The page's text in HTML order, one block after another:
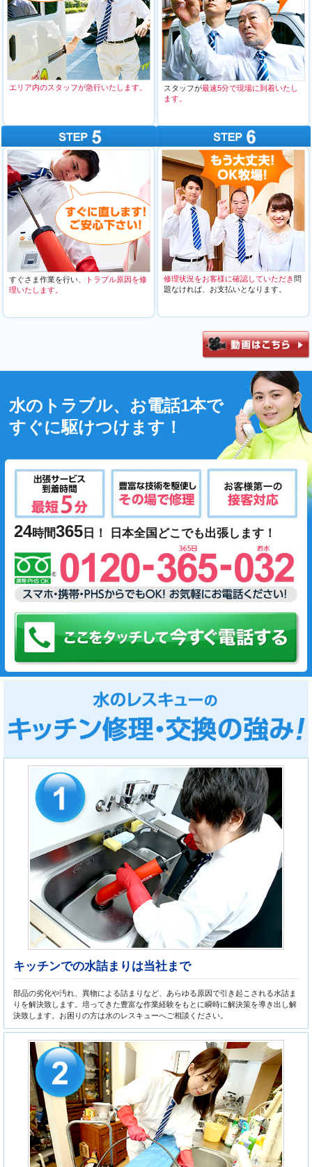
エリア内のスタッフが急行いたします。 スタッフが最速5分で現場に到着いたし
ます。
すぐさま作業を行い、
トラブル原因を修
理いたします。
修理状況をお客様に確認していただき 問
題なければ、お支払いとなります。
水のトラブル、お電話1本で
すぐに駆けつけます！
24時間365日！ 日本全国どこでも出張します！
キッチンでの水詰まりは当社まで
部品の劣化や汚れ、異物による詰まりなど、あらゆる原因で引き起こされる水詰ま
りを解決致します。培ってきた豊富な作業経験をもとに瞬時に解決策を導き出し解
決致します。お困りの方は水のレスキューへご相談ください。